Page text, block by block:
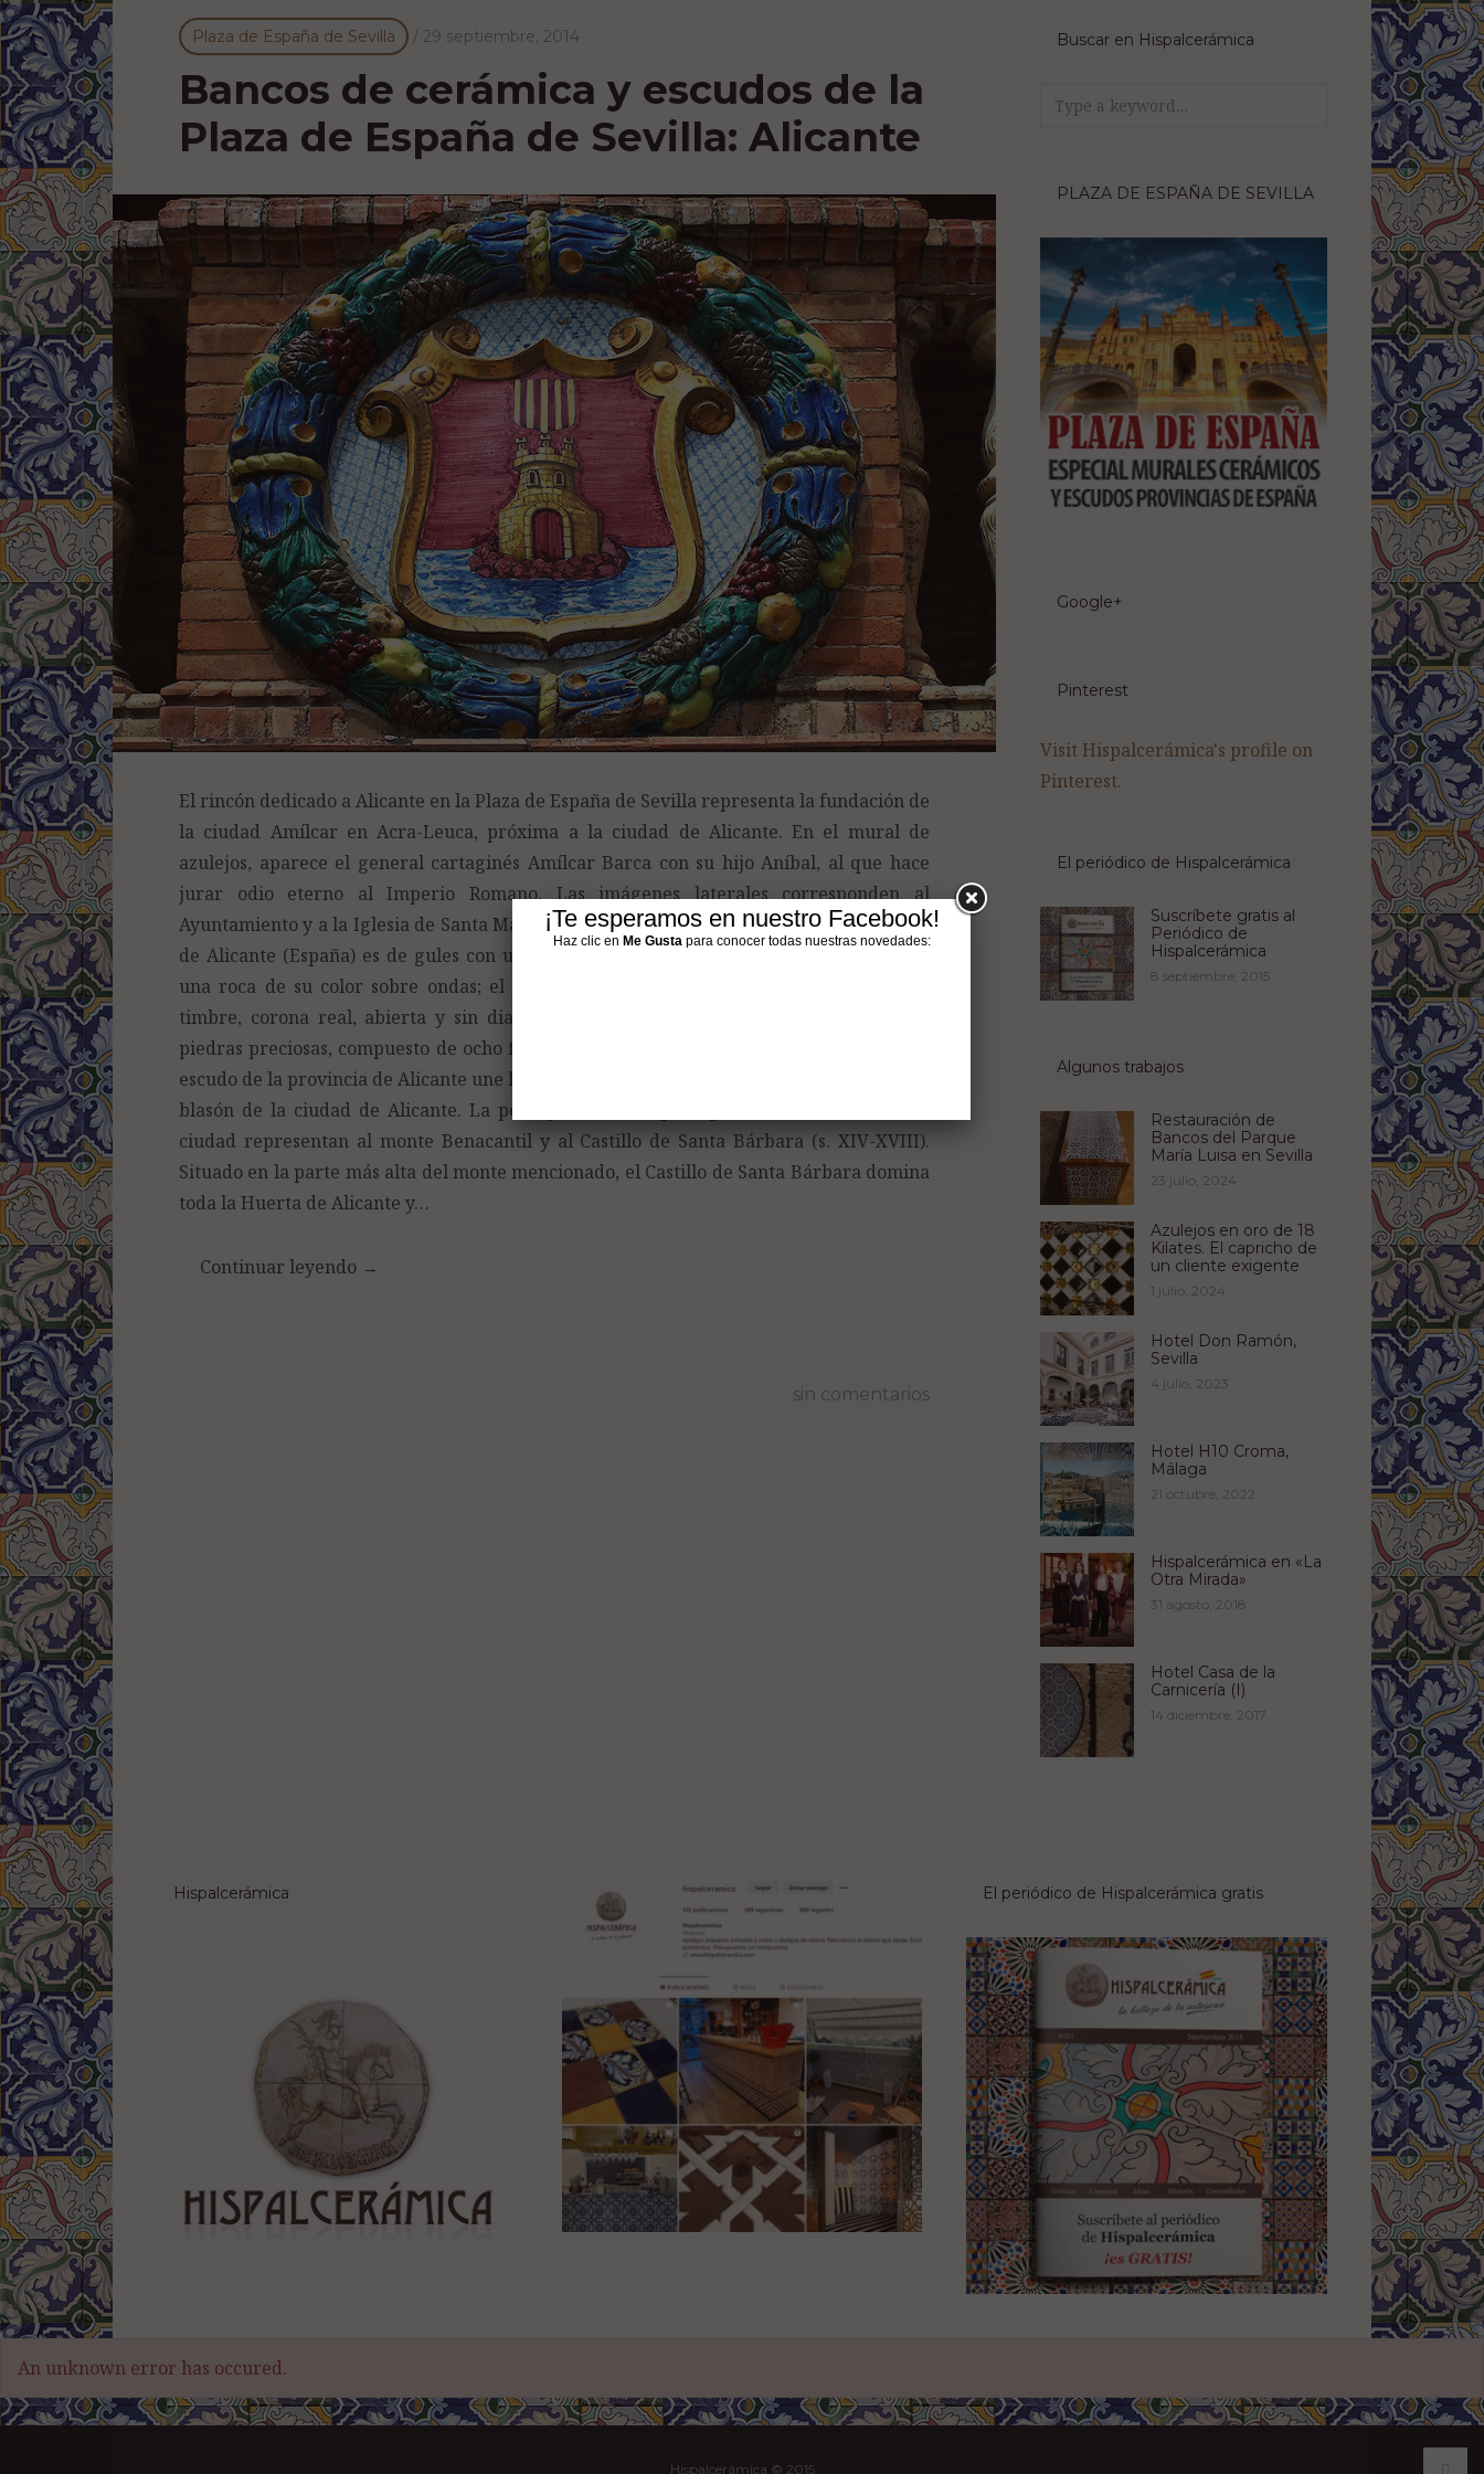
Plaza de España de Sevilla / 29 septiembre, 2014
Bancos de cerámica y escudos de la
Plaza de España de Sevilla: Alicante
El rincón dedicado a Alicante en la Plaza de España de Sevilla representa la fundación de
la ciudad Amílcar en Acra-Leuca, próxima a la ciudad de Alicante. En el mural de
azulejos, aparece el general cartaginés Amílcar Barca con su hijo Aníbal, al que hace
jurar odio eterno al Imperio Romano. Las imágenes laterales corresponden al
Ayuntamiento y a la Iglesia de Santa María. Escudo de Alicante El escudo de la provincia
de Alicante (España) es de gules con un castillo de oro aclarado de azul, sostenido por
una roca de su color sobre ondas; el jefe de oro con cuatro palos de gules (rojo). El
timbre, corona real, abierta y sin diademas que es un círculo de oro, engastado de
piedras preciosas, compuesto de ocho florones, visibles cinco, interpolados de perlas. El
escudo de la provincia de Alicante une las armas reales aragonesas con los elementos del
blasón de la ciudad de Alicante. La peña y el castillo que figuran en el escudo de la
ciudad representan al monte Benacantil y al Castillo de Santa Bárbara (s. XIV-XVIII).
Situado en la parte más alta del monte mencionado, el Castillo de Santa Bárbara domina
toda la Huerta de Alicante y…
Continuar leyendo →
sin comentarios
Buscar en Hispalcerámica
Search
PLAZA DE ESPAÑA DE SEVILLA
Google+
Pinterest
Visit Hispalcerámica's profile on
Pinterest.
El periódico de Hispalcerámica
Suscríbete gratis al
Periódico de
Hispalcerámica
8 septiembre, 2015
Algunos trabajos
Restauración de
Bancos del Parque
María Luisa en Sevilla
23 julio, 2024
Azulejos en oro de 18
Kilates. El capricho de
un cliente exigente
1 julio, 2024
Hotel Don Ramón,
Sevilla
4 julio, 2023
Hotel H10 Croma,
Málaga
21 octubre, 2022
Hispalcerámica en «La
Otra Mirada»
31 agosto, 2018
Hotel Casa de la
Carnicería (I)
14 diciembre, 2017
Hispalcerámica El periódico de Hispalcerámica gratis
An unknown error has occured.
Hispalcerámica © 2015
¡Te esperamos en nuestro Facebook!
Haz clic en Me Gustapara conocer todas nuestras novedades: